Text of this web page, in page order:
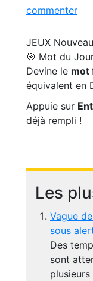
commenter
JEUX Nouveau
🎯 Mot du
Devine le mot
équivalent
Appuie sur
déjà rempli !
Les
Vague
sous
Des
sont